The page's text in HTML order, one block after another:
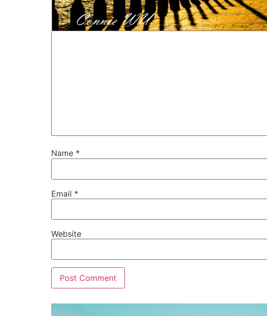
Name *
Email *
Website